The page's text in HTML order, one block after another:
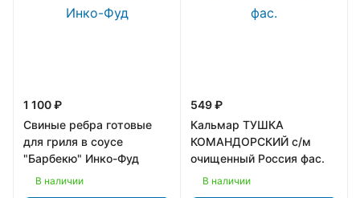
1 100 ₽
Свиные ребра готовые
для гриля в соусе
"Барбекю" Инко-Фуд
В наличии
549 ₽
Кальмар ТУШКА
КОМАНДОРСКИЙ с/м
очищенный Россия фас.
В наличии